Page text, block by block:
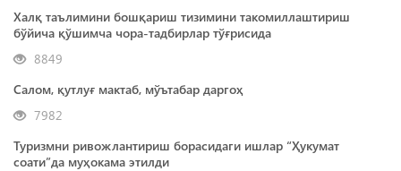
Халқ таълимини бошқариш тизимини такомиллаштириш
бўйича қўшимча чора-тадбирлар тўғрисида
8849
Салом, қутлуғ мактаб, мўътабар даргоҳ
7982
Туризмни ривожлантириш борасидаги ишлар “Ҳукумат
соати”да муҳокама этилди